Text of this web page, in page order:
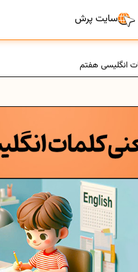
سایت پرش
انگلیسی هفتم